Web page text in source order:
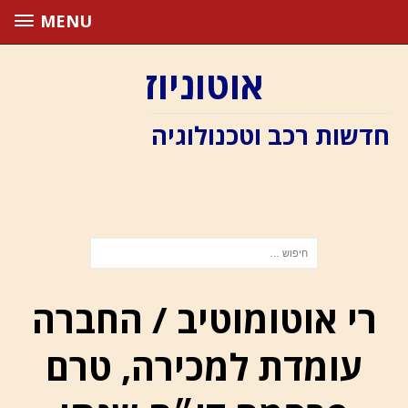
MENU
אוטוניוז
חדשות רכב וטכנולוגיה
רי אוטומוטיב / החברה
עומדת למכירה, טרם